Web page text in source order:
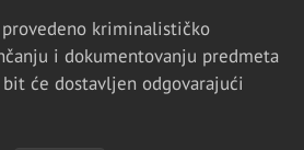
kriminalističko
i dokumentovanju predmeta
će dostavljen odgovarajući